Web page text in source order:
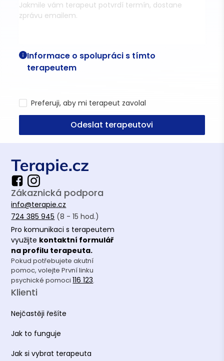
Informace o spolupráci s tímto
terapeutem
Preferuji, aby mi terapeut zavolal
Odeslat terapeutovi
Zákaznická podpora
info@terapie.cz
724 385 945 (8 - 15 hod.)
Pro komunikaci s terapeutem
využijte kontaktní formulář
na profilu terapeuta.
Pokud potřebujete akutní
pomoc, volejte První linku
psychické pomoci116 123.
Klienti
Nejčastěji řešíte
Jak to funguje
Jak si vybrat terapeuta